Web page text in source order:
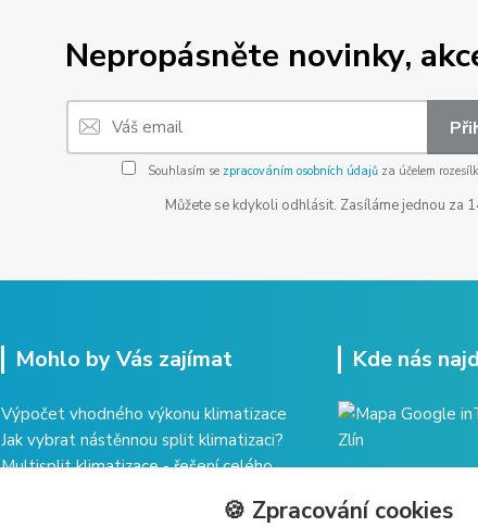
Nepropásněte novinky,
Souhlasím se zpracováním osobních údajůza účelem
Můžete se kdykoli odhlásit. Zasíláme jednou za
Mohlo by Vás zajímat
Výpočet vhodného výkonu klimatizace
Jak vybrat nástěnnou split klimatizaci?
Multisplit klimatizace - řešení celého
Kde nás
🍪 Zpracování cookies